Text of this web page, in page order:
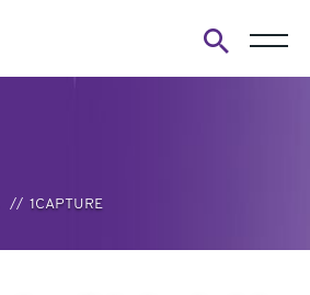
1CAPTURE